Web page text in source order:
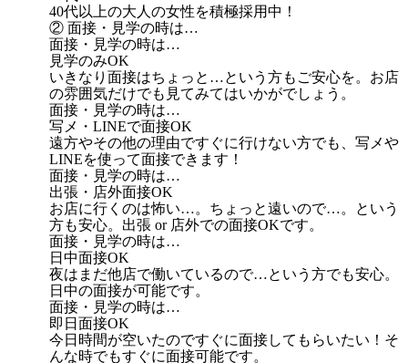
40代以上の大人の女性を積極採用中！
② 面接・見学の時は…
面接・見学の時は…
見学のみOK
いきなり面接はちょっと…という方もご安心を。お店
の雰囲気だけでも見てみてはいかがでしょう。
面接・見学の時は…
写メ・LINEで面接OK
遠方やその他の理由ですぐに行けない方でも、写メや
LINEを使って面接できます！
面接・見学の時は…
出張・店外面接OK
お店に行くのは怖い…。ちょっと遠いので…。という
方も安心。出張 or 店外での面接OKです。
面接・見学の時は…
日中面接OK
夜はまだ他店で働いているので…という方でも安心。
日中の面接が可能です。
面接・見学の時は…
即日面接OK
今日時間が空いたのですぐに面接してもらいたい！そ
んな時でもすぐに面接可能です。